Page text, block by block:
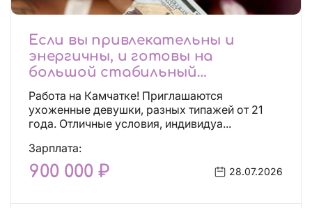
Если вы привлекательны и
энергичны, и готовы на
большой стабильный
заработок, тогда вы уже нашли,
что искали!
Работа на Камчатке! Приглашаются
ухоженные девушки, разных типажей от 21
года. Отличные условия, индивидуа...
Зарплата:
900 000 ₽ 28.07.2026